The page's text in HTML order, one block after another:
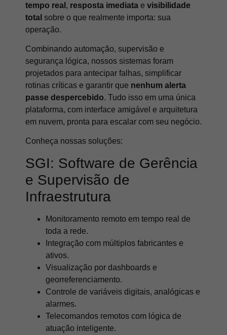
tempo real , resposta imediata e visibilidade
total sobre o que realmente importa: sua
operação.
Combinando automação, supervisão e
segurança lógica, nossos sistemas foram
projetados para antecipar falhas, simplificar
rotinas críticas e garantir que nenhum alerta
passe despercebido. Tudo isso em uma única
plataforma, com interface amigável e arquitetura
em nuvem, pronta para escalar com seu negócio.
Conheça nossas soluções:
SGI: Software de Gerência
e Supervisão de
Infraestrutura
Monitoramento remoto em tempo real de
toda a rede.
Integração com múltiplos fabricantes e
ativos.
Visualização por dashboards e
georreferenciamento.
Controle de variáveis digitais, analógicas e
alarmes.
Telecomandos remotos com lógica de
atuação inteligente.